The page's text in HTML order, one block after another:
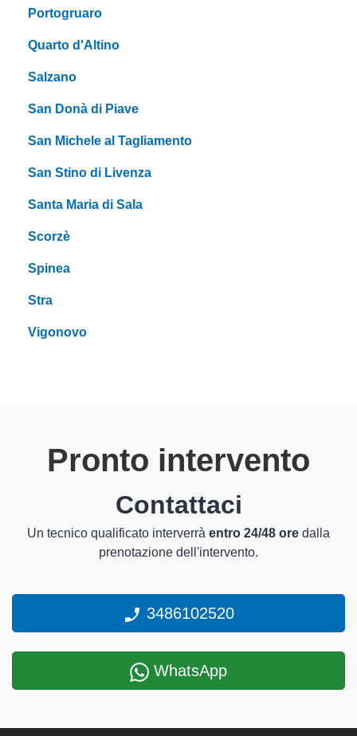
Portogruaro
Quarto d'Altino
Salzano
San Donà di Piave
San Michele al Tagliamento
San Stino di Livenza
Santa Maria di Sala
Scorzè
Spinea
Stra
Vigonovo
Pronto intervento
Contattaci
Un tecnico qualificato interverrà entro 24/48 ore dalla
prenotazione dell'intervento.
3486102520
WhatsApp